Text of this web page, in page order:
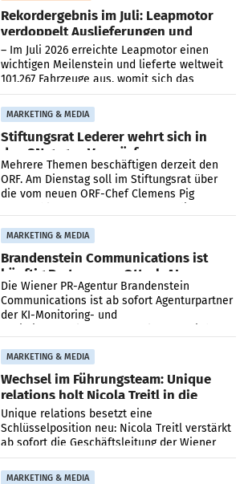
Rekordergebnis im Juli: Leapmotor
verdoppelt Auslieferungen und
überschreitet die 100.000er-Marke
– Im Juli 2026 erreichte Leapmotor einen
wichtigen Meilenstein und lieferte weltweit
101.267 Fahrzeuge aus, womit sich das
Ergebnis gegenüber Juli 2025 mehr als
verdoppelte (+102
MARKETING & MEDIA
Stiftungsrat Lederer wehrt sich in
den SN gegen Vorwürfe
Mehrere Themen beschäftigen derzeit den
ORF. Am Dienstag soll im Stiftungsrat über
die vom neuen ORF-Chef Clemens Pig
MARKETING & MEDIA
Brandenstein Communications ist
künftig Partner von OtterlyAI
Die Wiener PR-Agentur Brandenstein
Communications ist ab sofort Agenturpartner
der KI-Monitoring- und
MARKETING & MEDIA
Wechsel im Führungsteam: Unique
relations holt Nicola Treitl in die
Geschäftsleitung
Unique relations besetzt eine
Schlüsselposition neu: Nicola Treitl verstärkt
ab sofort die Geschäftsleitung der Wiener
PR-Agentur an der Seite von Josef Kalina und
Anna Kalina-Mahr.
MARKETING & MEDIA